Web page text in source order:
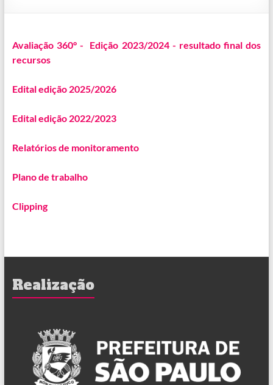
Avaliação 360° - Edição 2023/2024 - resultado final dos
recursos
Edital edição 2025/2026
Edital edição 2022/2023
Relatórios de monitoramento
Plano de trabalho
Clipping
Realização